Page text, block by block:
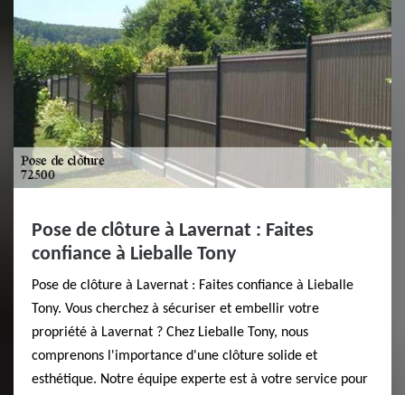
Pose de clôture à Lavernat : Faites
confiance à Lieballe Tony
Pose de clôture à Lavernat : Faites confiance à Lieballe
Tony. Vous cherchez à sécuriser et embellir votre
propriété à Lavernat ? Chez Lieballe Tony, nous
comprenons l'importance d'une clôture solide et
esthétique. Notre équipe experte est à votre service pour